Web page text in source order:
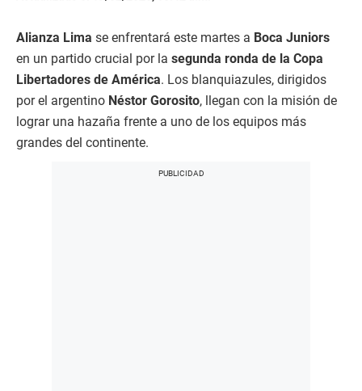
Alianza Lima se enfrentará este martes a Boca Juniors
en un partido crucial por la segunda ronda de la Copa
Libertadores de América. Los blanquiazules, dirigidos
por el argentino Néstor Gorosito, llegan con la misión de
lograr una hazaña frente a uno de los equipos más
grandes del continente.